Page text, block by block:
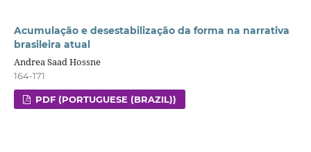
Acumulação e desestabilização da forma na narrativa
brasileira atual
Andrea Saad Hossne
164-171
PDF (PORTUGUESE (BRAZIL))